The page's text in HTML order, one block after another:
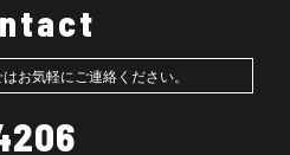
お気軽にご連絡ください。